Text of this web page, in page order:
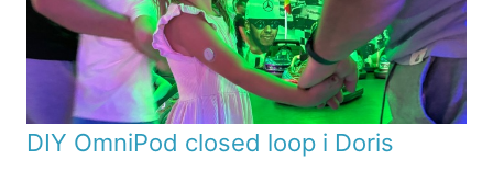
DIY OmniPod closed loop i Doris